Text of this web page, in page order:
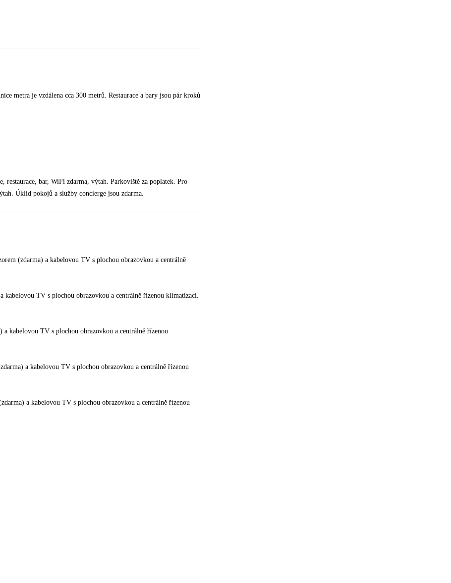
metra je vzdálena cca 300 metrů. Restaurace a bary jsou pár kroků
bar, WiFi zdarma, výtah. Parkoviště za poplatek. Pro
Úklid pokojů a služby concierge jsou zdarma.
(zdarma) a kabelovou TV s plochou obrazovkou a centrálně
TV s plochou obrazovkou a centrálně řízenou klimatizací.
kabelovou TV s plochou obrazovkou a centrálně řízenou
a kabelovou TV s plochou obrazovkou a centrálně řízenou
a kabelovou TV s plochou obrazovkou a centrálně řízenou